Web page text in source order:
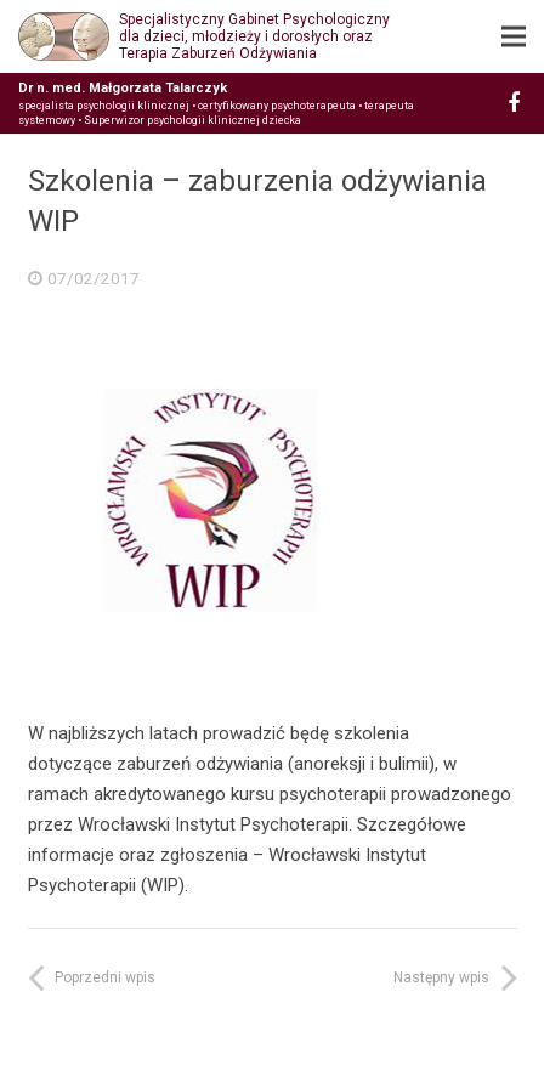
Specjalistyczny Gabinet Psychologiczny
dla dzieci, młodzieży i dorosłych oraz
Terapia Zaburzeń Odżywiania
Dr n. med. Małgorzata Talarczyk
specjalista psychologii klinicznej • certyfikowany psychoterapeuta • terapeuta
systemowy • Superwizor psychologii klinicznej dziecka
Szkolenia – zaburzenia odżywiania
WIP
07/02/2017
W najbliższych latach prowadzić będę szkolenia
dotyczące zaburzeń odżywiania (anoreksji i bulimii), w
ramach akredytowanego kursu psychoterapii prowadzonego
przez Wrocławski Instytut Psychoterapii. Szczegółowe
informacje oraz zgłoszenia – Wrocławski Instytut
Psychoterapii (WIP).
Poprzedni wpis Następny wpis